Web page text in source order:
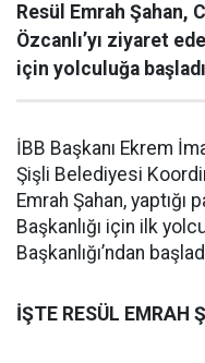
Resül Emrah Şahan,
Özcanlı’yı ziyaret
için yolculuğa
İBB Başkanı Ekrem
Şişli Belediyesi
Emrah Şahan, yaptığı
Başkanlığı için ilk
Başkanlığı’ndan
İŞTE RESÜL EMRAH